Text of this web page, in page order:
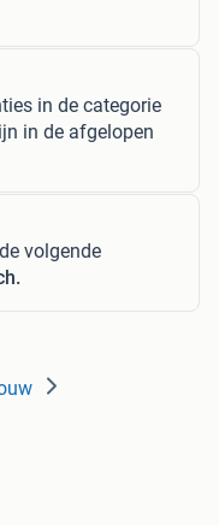
in de categorie
in de afgelopen
de volgende